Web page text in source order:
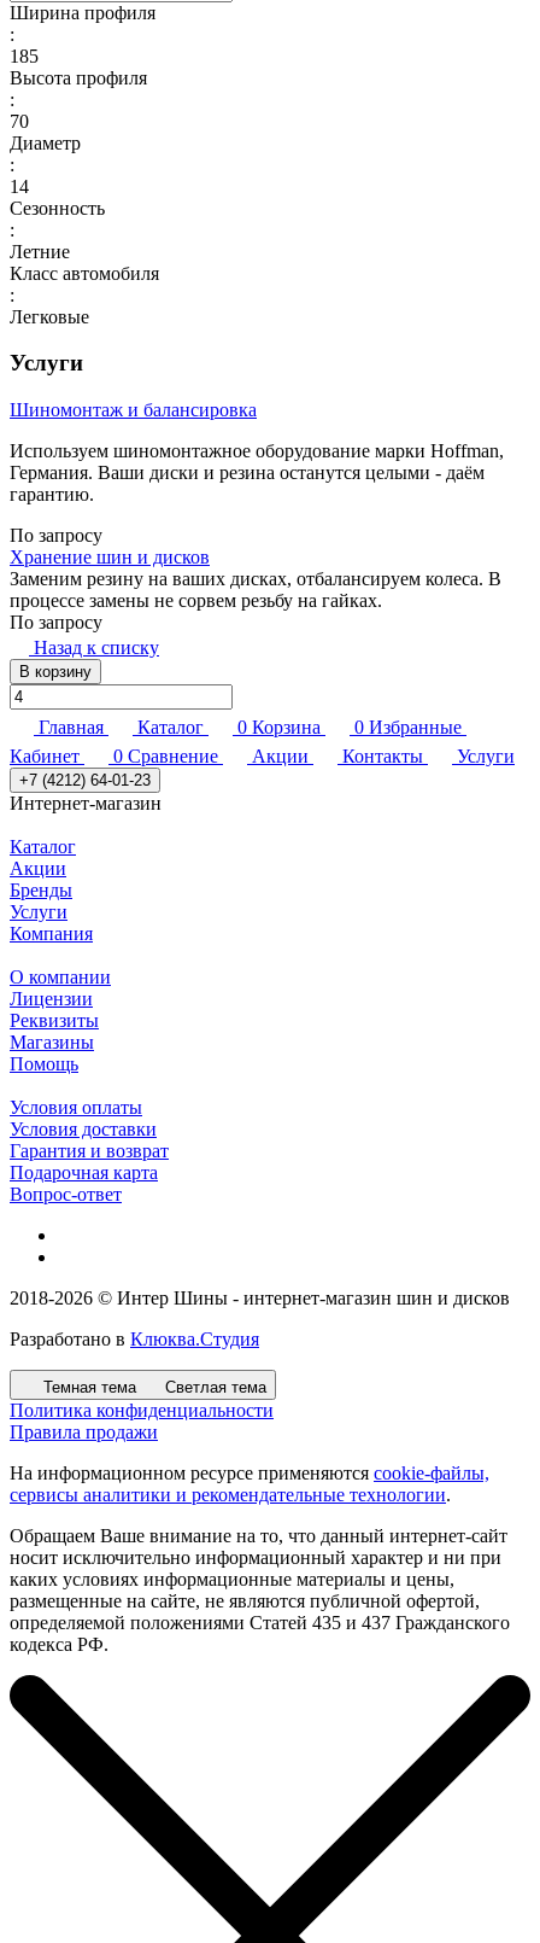
Ширина профиля
:
185
Высота профиля
:
70
Диаметр
:
14
Сезонность
:
Летние
Класс автомобиля
:
Легковые
Услуги
Шиномонтаж и балансировка
Используем шиномонтажное оборудование марки Hoffman,
Германия. Ваши диски и резина останутся целыми - даём
гарантию.
По запросу
Хранение шин и дисков
Заменим резину на ваших дисках, отбалансируем колеса. В
процессе замены не сорвем резьбу на гайках.
По запросу
Назад к списку
В корзину
Главная Каталог 0 Корзина 0 Избранные
Кабинет
0 Сравнение Акции Контакты Услуги
+7 (4212) 64-01-23
Интернет-магазин
Каталог
Акции
Бренды
Услуги
Компания
О компании
Лицензии
Реквизиты
Магазины
Помощь
Условия оплаты
Условия доставки
Гарантия и возврат
Подарочная карта
Вопрос-ответ
2018-2026 © Интер Шины - интернет-магазин шин и дисков
Разработано в Клюква.Студия
Темная тема Светлая тема
Политика конфиденциальности
Правила продажи
На информационном ресурсе применяются cookie-файлы,
сервисы аналитики и рекомендательные технологии.
Обращаем Ваше внимание на то, что данный интернет-сайт
носит исключительно информационный характер и ни при
каких условиях информационные материалы и цены,
размещенные на сайте, не являются публичной офертой,
определяемой положениями Статей 435 и 437 Гражданского
кодекса РФ.